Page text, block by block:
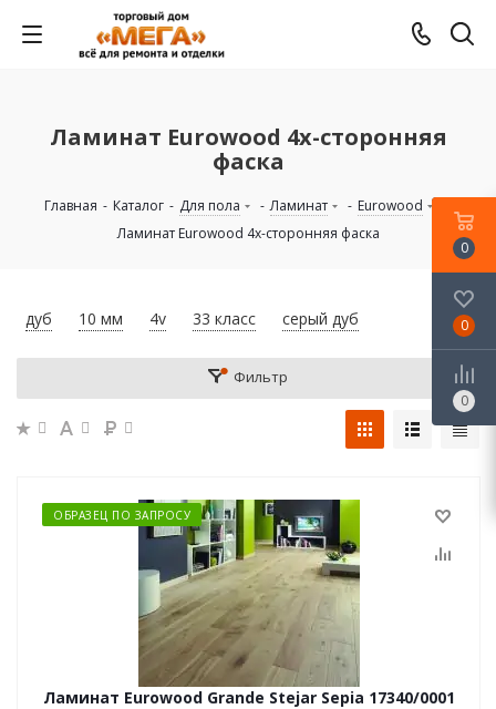
Ламинат Eurowood 4х-сторонняя
фаска
Главная - Каталог - Для пола - Ламинат - Eurowood
Ламинат Eurowood 4х-сторонняя фаска
дуб 10 мм 4v 33 класс серый дуб
Фильтр
ОБРАЗЕЦ ПО ЗАПРОСУ
Ламинат Eurowood Grande Stejar Sepia 17340/0001
0
0
0